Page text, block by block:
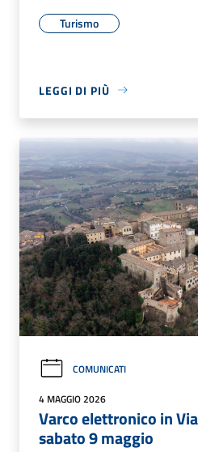
Turismo
LEGGI DI PIÙ
COMUNICATI
4 MAGGIO 2026
Varco elettronico in
sabato 9 maggio